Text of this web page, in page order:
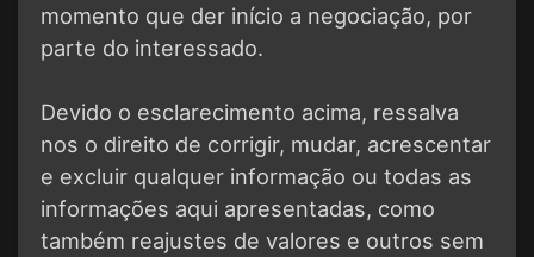
momento que der início a negociação, por
parte do interessado.
Devido o esclarecimento acima, ressalva
nos o direito de corrigir, mudar, acrescentar
e excluir qualquer informação ou todas as
informações aqui apresentadas, como
também reajustes de valores e outros sem